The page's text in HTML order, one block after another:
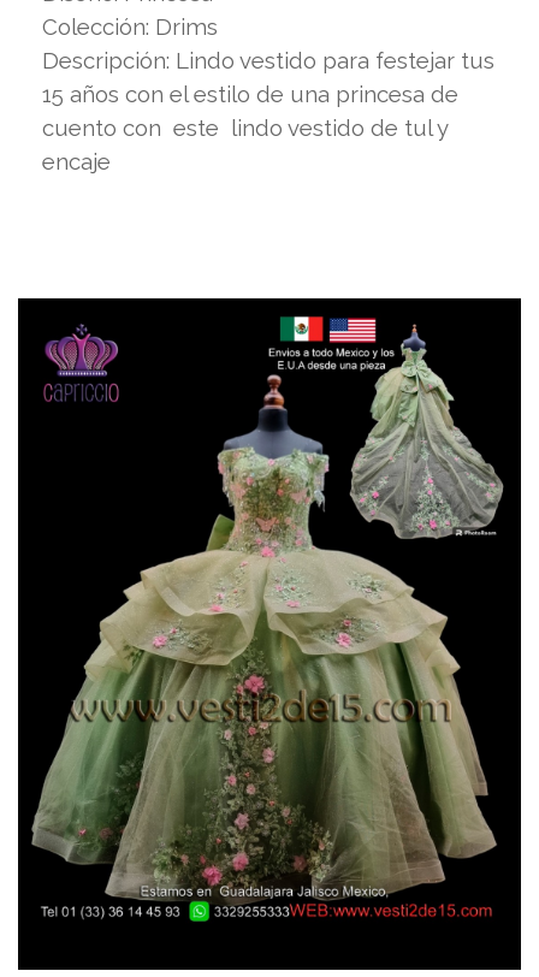
Colección: Drims
Descripción: Lindo vestido para festejar tus
15 años con el estilo de una princesa de
cuento con este lindo vestido de tul y
encaje